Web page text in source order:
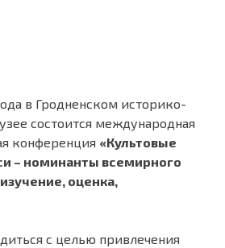
в Гродненском историко-
состоится международная
конференция «Культовые
– номинанты всемирного
оценка,
с целью привлечения